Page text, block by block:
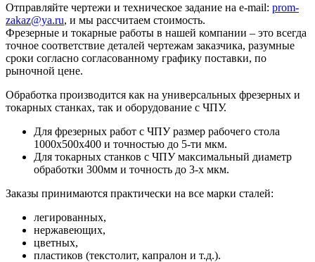
Отправляйте чертежи и техническое задание на e-mail: prom-
zakaz@ya.ru, и мы рассчитаем стоимость.
Фрезерные и токарные работы в нашей компании – это всегда
точное соответствие деталей чертежам заказчика, разумные
сроки согласно согласованному графику поставки, по
рыночной цене.
Обработка производится как на универсальных фрезерных и
токарных станках, так и оборудование с ЧПУ.
Для фрезерных работ с ЧПУ размер рабочего стола
1000х500х400 и точностью до 5-ти мкм.
Для токарных станков с ЧПУ максимальный диаметр
обработки 300мм и точность до 3-х мкм.
Заказы принимаются практически на все марки сталей:
легированных,
нержавеющих,
цветных,
пластиков (текстолит, капралон и т.д.).